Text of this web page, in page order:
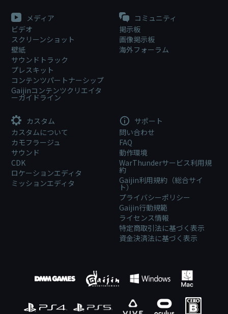
メディア
ビデオ
スクリーンショット
壁紙
サウンドトラック
プレスキット
コンテンツパートナーシップ
Gaijinコンテンツクリエイタ
ーガイドライン
コミュニティ
掲示板
画像掲示板
海外フォーラム
カスタム
カスタムについて
カモフラージュ
サウンド
CDK
ロケーションエディタ
ミッションエディタ
サポート
問い合わせ
FAQ
動作環境
WarThunderサービス利用規
約
Gaijin利用規約（総合サイ
ト）
プライバシーポリシー
Gaijin行動規範
ライセンス情報
特定商取引法に基づく表示
資金決済法に基づく表示